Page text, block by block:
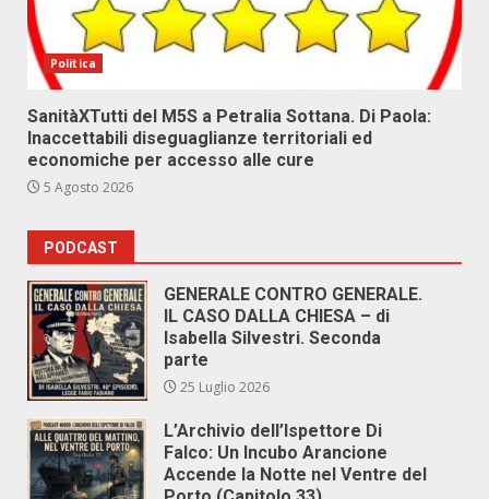
Politica
SanitàXTutti del M5S a Petralia Sottana. Di Paola:
Inaccettabili diseguaglianze territoriali ed
economiche per accesso alle cure
5 Agosto 2026
PODCAST
GENERALE CONTRO GENERALE.
IL CASO DALLA CHIESA – di
Isabella Silvestri. Seconda
parte
25 Luglio 2026
L’Archivio dell’Ispettore Di
Falco: Un Incubo Arancione
Accende la Notte nel Ventre del